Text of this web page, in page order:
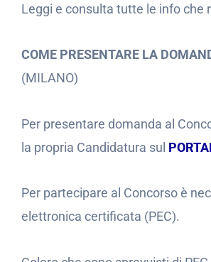
Leggi e consulta tutte le info che
COME PRESENTARE LA
(MILANO)
Per presentare domanda al
la propria Candidatura sul
Per partecipare al Concorso è
elettronica certificata (PEC).